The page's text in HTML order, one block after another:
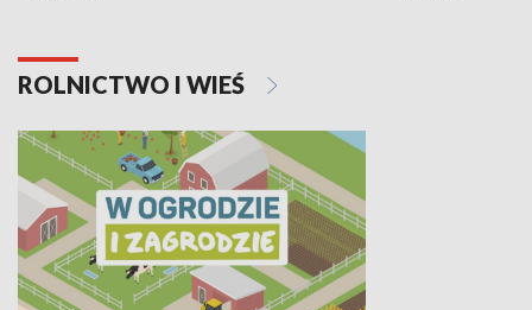
ROLNICTWO I WIEŚ